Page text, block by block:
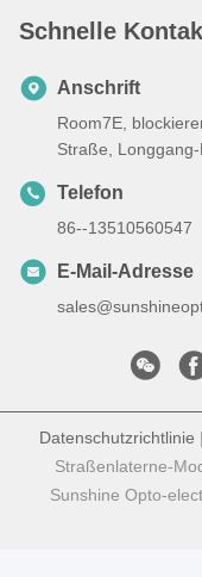
Schnelle
Anschrift
Room7E,
Straße,
Telefon
86--13510560547
E-Mail-Adresse
Datenschutzrichtlinie
Straßenlaterne-
Sunshine Opto-